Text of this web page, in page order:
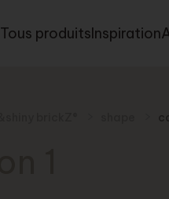
Tous produitsInspiration